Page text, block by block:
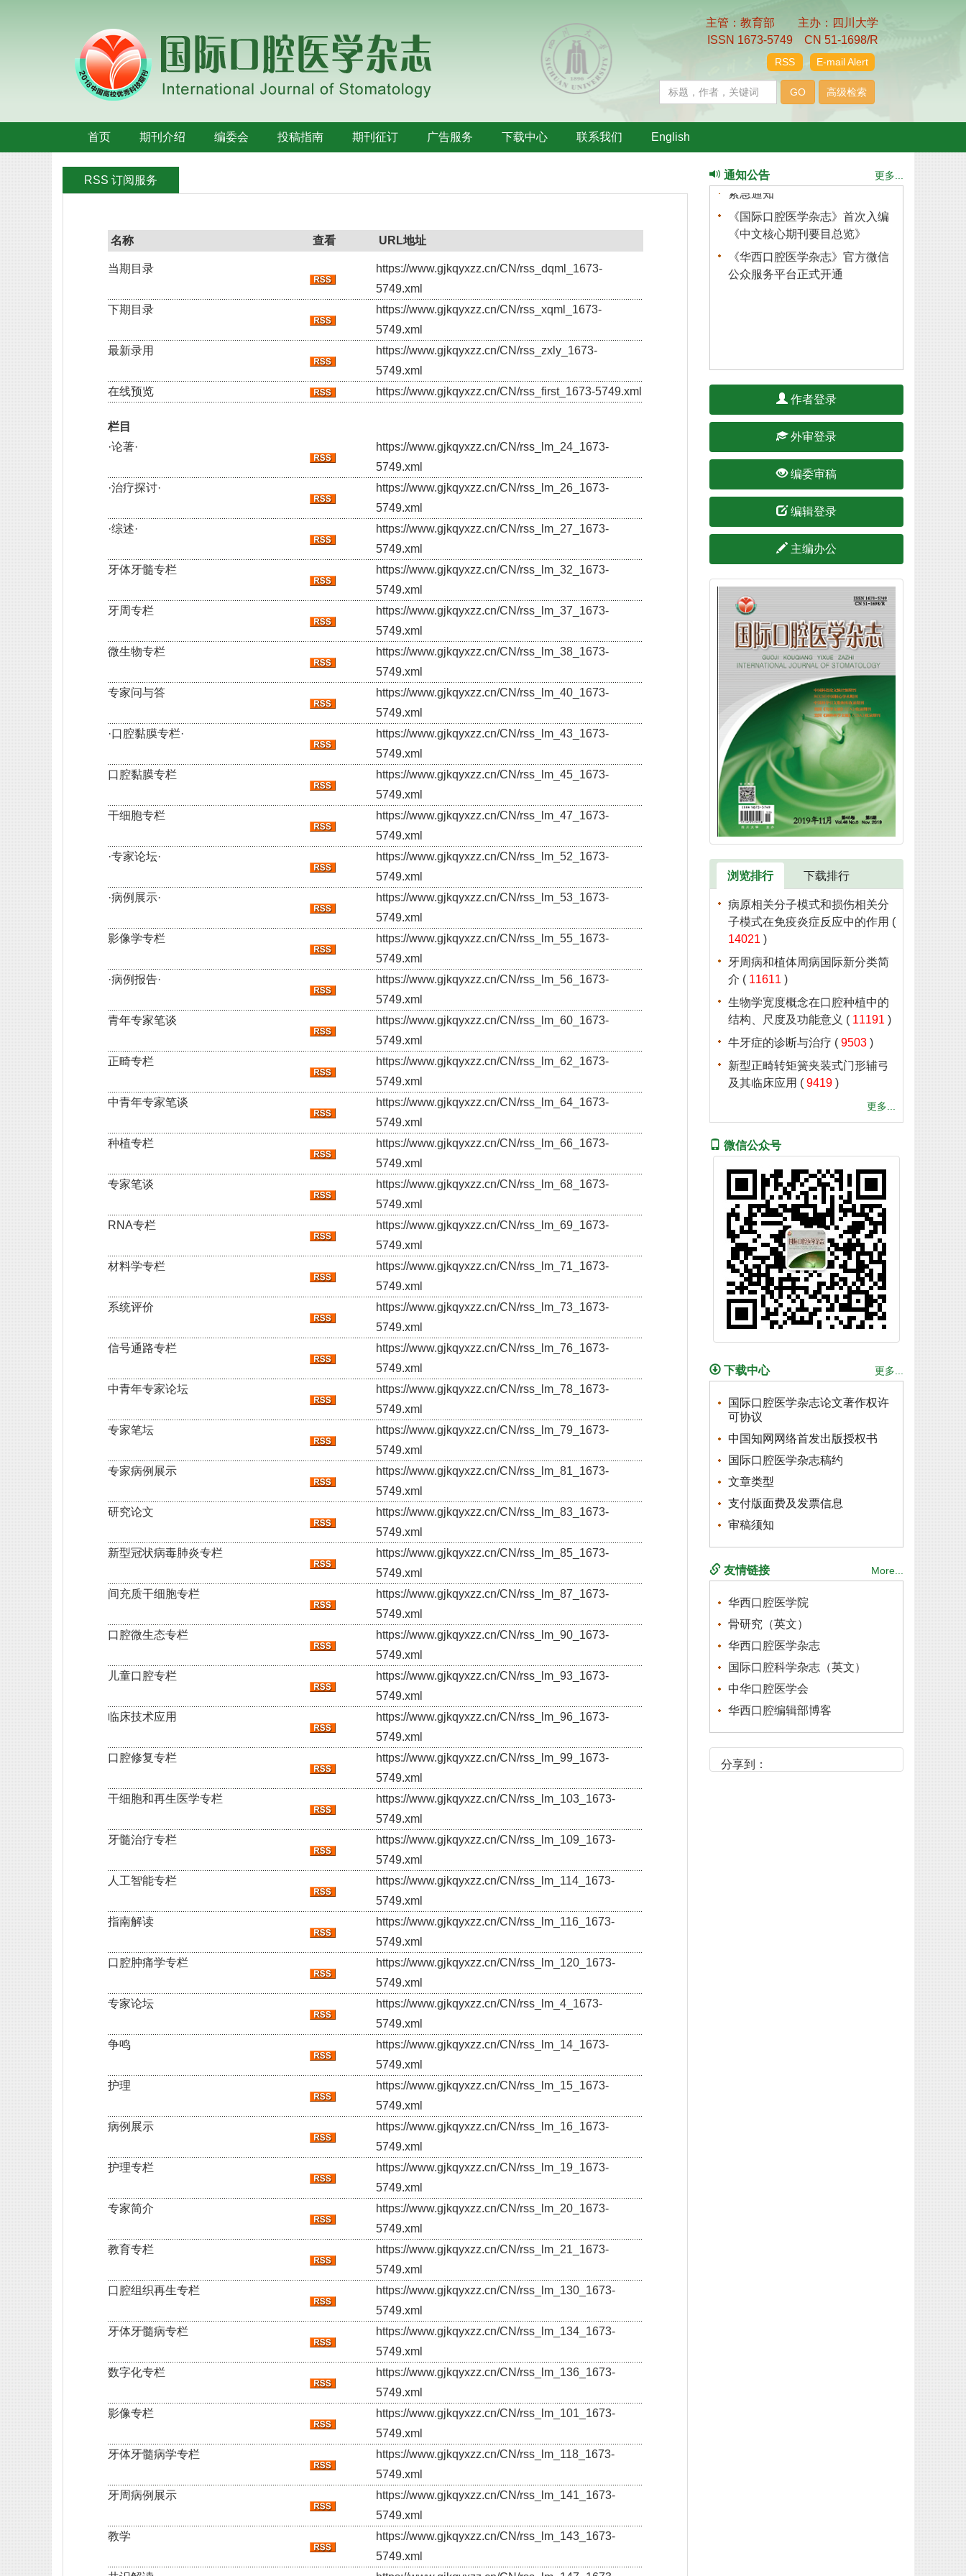
主管：教育部 主办：四川大学
ISSN 1673-5749 CN 51-1698/R
E-mail Alert
RSS
首页 期刊介绍 编委会 投稿指南 期刊征订 广告服务 下载中心 联系我们 English
RSS 订阅服务
名称 查看 URL地址
当期目录
https://www.gjkqyxzz.cn/CN/rss_dqml_1673-
5749.xml
下期目录
https://www.gjkqyxzz.cn/CN/rss_xqml_1673-
5749.xml
最新录用
https://www.gjkqyxzz.cn/CN/rss_zxly_1673-
5749.xml
在线预览
https://www.gjkqyxzz.cn/CN/rss_first_1673-5749.xml
栏目
·论著·
https://www.gjkqyxzz.cn/CN/rss_lm_24_1673-
5749.xml
·治疗探讨·
https://www.gjkqyxzz.cn/CN/rss_lm_26_1673-
5749.xml
·综述·
https://www.gjkqyxzz.cn/CN/rss_lm_27_1673-
5749.xml
牙体牙髓专栏
https://www.gjkqyxzz.cn/CN/rss_lm_32_1673-
5749.xml
牙周专栏
https://www.gjkqyxzz.cn/CN/rss_lm_37_1673-
5749.xml
微生物专栏
https://www.gjkqyxzz.cn/CN/rss_lm_38_1673-
5749.xml
专家问与答
https://www.gjkqyxzz.cn/CN/rss_lm_40_1673-
5749.xml
·口腔黏膜专栏·
https://www.gjkqyxzz.cn/CN/rss_lm_43_1673-
5749.xml
口腔黏膜专栏
https://www.gjkqyxzz.cn/CN/rss_lm_45_1673-
5749.xml
干细胞专栏
https://www.gjkqyxzz.cn/CN/rss_lm_47_1673-
5749.xml
·专家论坛·
https://www.gjkqyxzz.cn/CN/rss_lm_52_1673-
5749.xml
·病例展示·
https://www.gjkqyxzz.cn/CN/rss_lm_53_1673-
5749.xml
影像学专栏
https://www.gjkqyxzz.cn/CN/rss_lm_55_1673-
5749.xml
·病例报告·
https://www.gjkqyxzz.cn/CN/rss_lm_56_1673-
5749.xml
青年专家笔谈
https://www.gjkqyxzz.cn/CN/rss_lm_60_1673-
5749.xml
正畸专栏
https://www.gjkqyxzz.cn/CN/rss_lm_62_1673-
5749.xml
中青年专家笔谈
https://www.gjkqyxzz.cn/CN/rss_lm_64_1673-
5749.xml
种植专栏
https://www.gjkqyxzz.cn/CN/rss_lm_66_1673-
5749.xml
专家笔谈
https://www.gjkqyxzz.cn/CN/rss_lm_68_1673-
5749.xml
RNA专栏
https://www.gjkqyxzz.cn/CN/rss_lm_69_1673-
5749.xml
材料学专栏
https://www.gjkqyxzz.cn/CN/rss_lm_71_1673-
5749.xml
系统评价
https://www.gjkqyxzz.cn/CN/rss_lm_73_1673-
5749.xml
信号通路专栏
https://www.gjkqyxzz.cn/CN/rss_lm_76_1673-
5749.xml
中青年专家论坛
https://www.gjkqyxzz.cn/CN/rss_lm_78_1673-
5749.xml
专家笔坛
https://www.gjkqyxzz.cn/CN/rss_lm_79_1673-
5749.xml
专家病例展示
https://www.gjkqyxzz.cn/CN/rss_lm_81_1673-
5749.xml
研究论文
https://www.gjkqyxzz.cn/CN/rss_lm_83_1673-
5749.xml
新型冠状病毒肺炎专栏
https://www.gjkqyxzz.cn/CN/rss_lm_85_1673-
5749.xml
间充质干细胞专栏
https://www.gjkqyxzz.cn/CN/rss_lm_87_1673-
5749.xml
口腔微生态专栏
https://www.gjkqyxzz.cn/CN/rss_lm_90_1673-
5749.xml
儿童口腔专栏
https://www.gjkqyxzz.cn/CN/rss_lm_93_1673-
5749.xml
临床技术应用
https://www.gjkqyxzz.cn/CN/rss_lm_96_1673-
5749.xml
口腔修复专栏
https://www.gjkqyxzz.cn/CN/rss_lm_99_1673-
5749.xml
干细胞和再生医学专栏
https://www.gjkqyxzz.cn/CN/rss_lm_103_1673-
5749.xml
牙髓治疗专栏
https://www.gjkqyxzz.cn/CN/rss_lm_109_1673-
5749.xml
人工智能专栏
https://www.gjkqyxzz.cn/CN/rss_lm_114_1673-
5749.xml
指南解读
https://www.gjkqyxzz.cn/CN/rss_lm_116_1673-
5749.xml
口腔肿痛学专栏
https://www.gjkqyxzz.cn/CN/rss_lm_120_1673-
5749.xml
专家论坛
https://www.gjkqyxzz.cn/CN/rss_lm_4_1673-
5749.xml
争鸣
https://www.gjkqyxzz.cn/CN/rss_lm_14_1673-
5749.xml
护理
https://www.gjkqyxzz.cn/CN/rss_lm_15_1673-
5749.xml
病例展示
https://www.gjkqyxzz.cn/CN/rss_lm_16_1673-
5749.xml
护理专栏
https://www.gjkqyxzz.cn/CN/rss_lm_19_1673-
5749.xml
专家简介
https://www.gjkqyxzz.cn/CN/rss_lm_20_1673-
5749.xml
教育专栏
https://www.gjkqyxzz.cn/CN/rss_lm_21_1673-
5749.xml
口腔组织再生专栏
https://www.gjkqyxzz.cn/CN/rss_lm_130_1673-
5749.xml
牙体牙髓病专栏
https://www.gjkqyxzz.cn/CN/rss_lm_134_1673-
5749.xml
数字化专栏
https://www.gjkqyxzz.cn/CN/rss_lm_136_1673-
5749.xml
影像专栏
https://www.gjkqyxzz.cn/CN/rss_lm_101_1673-
5749.xml
牙体牙髓病学专栏
https://www.gjkqyxzz.cn/CN/rss_lm_118_1673-
5749.xml
牙周病例展示
https://www.gjkqyxzz.cn/CN/rss_lm_141_1673-
5749.xml
教学
https://www.gjkqyxzz.cn/CN/rss_lm_143_1673-
5749.xml
通知公告 更多...
《国际口腔医学杂志》入选2018
学术类期刊数字影响力100强
《国际口腔医学杂志》首次入编
2017—2018版中国科学引文数
据库
关于假冒网站和论文代发网站的
紧急通知
《中文核心期刊要目总览》
公众服务平台正式开通
作者登录
外审登录
编委审稿
编辑登录
主编办公
浏览排行 下载排行
病原相关分子模式和损伤相关分
子模式在免疫炎症反应中的作用 (
14021 )
牙周病和植体周病国际新分类简
介 ( 11611 )
生物学宽度概念在口腔种植中的
结构、尺度及功能意义 ( 11191 )
牛牙症的诊断与治疗 ( 9503 )
新型正畸转矩簧夹装式门形辅弓
及其临床应用 ( 9419 )
更多...
微信公众号
下载中心 更多...
国际口腔医学杂志论文著作权许
可协议
中国知网网络首发出版授权书
国际口腔医学杂志稿约
文章类型
支付版面费及发票信息
审稿须知
友情链接 More...
华西口腔医学院
骨研究（英文）
华西口腔医学杂志
国际口腔科学杂志（英文）
中华口腔医学会
华西口腔编辑部博客
分享到：